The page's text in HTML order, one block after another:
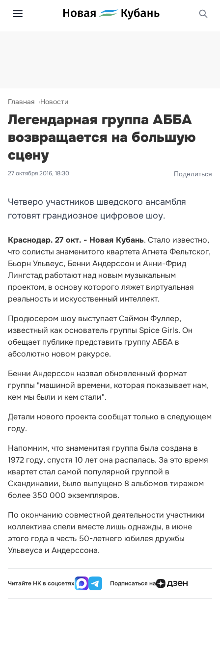
Главная Новости
Легендарная группа АББА
возвращается на большую
сцену
27 октября 2016, 18:30 Поделиться
Четверо участников шведского ансамбля
готовят грандиозное цифровое шоу.
Краснодар. 27 окт. - Новая Кубань. Стало известно,
что солисты знаменитого квартета Агнета Фельтског,
Бьорн Ульвеус, Бенни Андерссон и Анни-Фрид
Лингстад работают над новым музыкальным
проектом, в основу которого ляжет виртуальная
реальность и искусственный интеллект.
Продюсером шоу выступает Саймон Фуллер,
известный как основатель группы Spice Girls. Он
обещает публике представить группу АББА в
абсолютно новом ракурсе.
Бенни Андерссон назвал обновленный формат
группы "машиной времени, которая показывает нам,
кем мы были и кем стали".
Детали нового проекта сообщат только в следующем
году.
Напомним, что знаменитая группа была создана в
1972 году, спустя 10 лет она распалась. За это время
квартет стал самой популярной группой в
Скандинавии, было выпущено 8 альбомов тиражом
более 350 000 экземпляров.
По окончанию совместной деятельности участники
коллектива спели вместе лишь однажды, в июне
этого года в честь 50-летнего юбилея дружбы
Ульвеуса и Андерссона.
Читайте НК в соцсетях Подписаться на